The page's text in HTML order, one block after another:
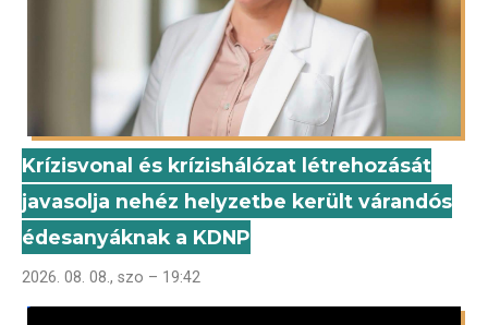
Krízisvonal és krízishálózat létrehozását
javasolja nehéz helyzetbe került várandós
édesanyáknak a KDNP
2026. 08. 08., szo – 19:42